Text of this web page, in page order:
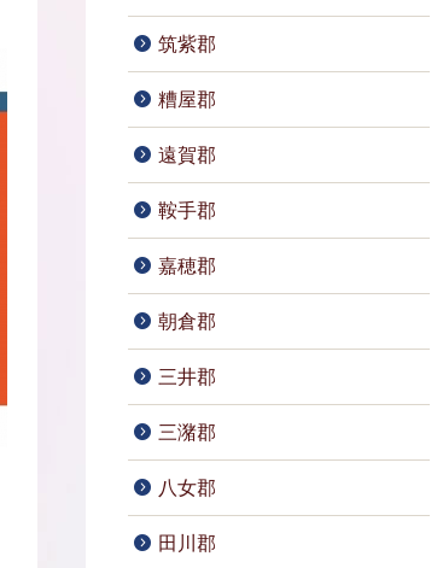
筑紫郡
糟屋郡
遠賀郡
鞍手郡
嘉穂郡
朝倉郡
三井郡
三潴郡
八女郡
田川郡